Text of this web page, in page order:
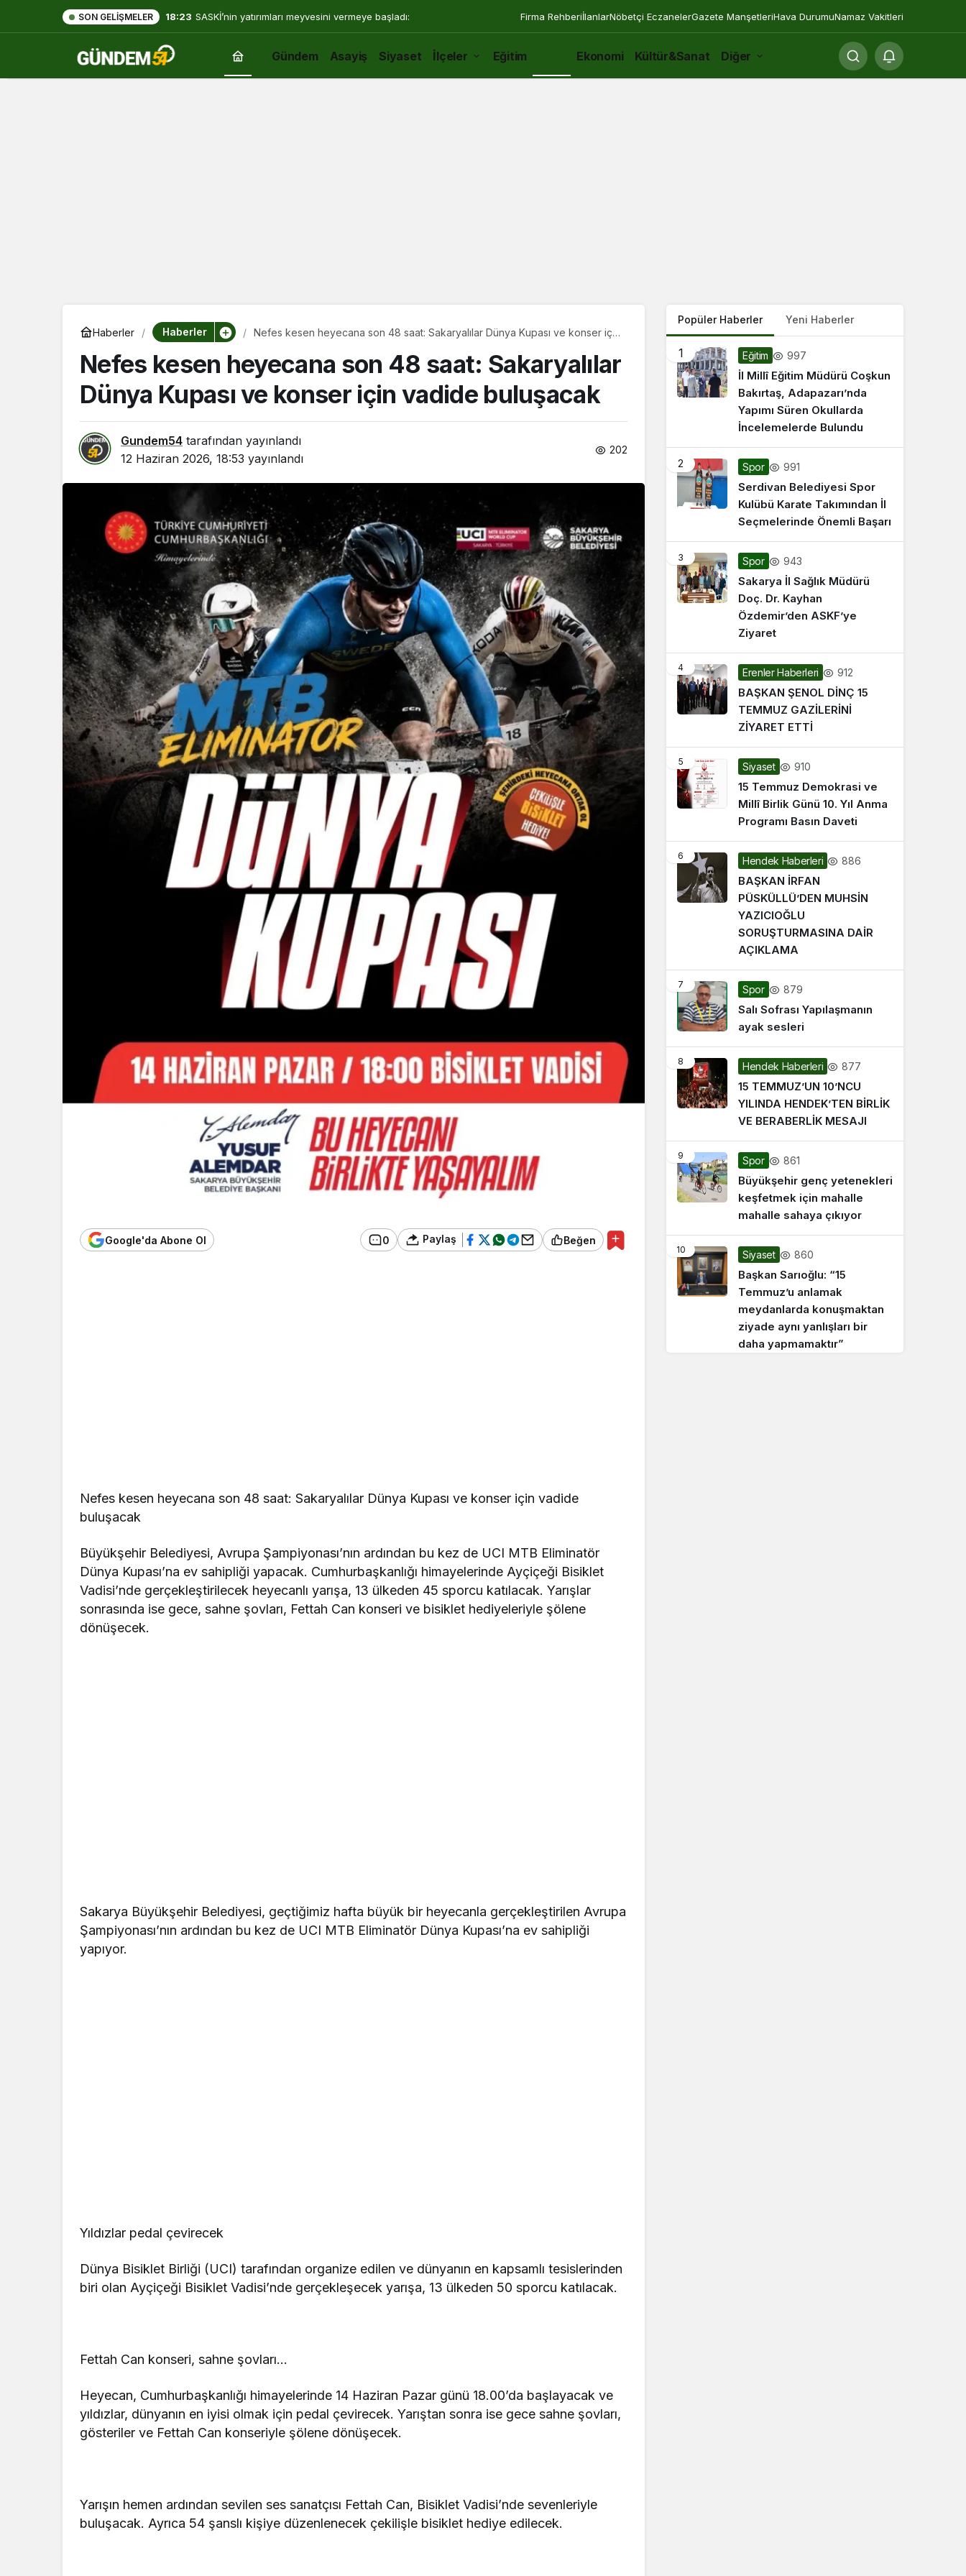
SON GELIŞMELER 18:23 SASKİ’nin yatırımları meyvesini vermeye başladı: Firma RehberiİlanlarNöbetçi EczanelerGazete ManşetleriHava DurumuNamaz Vakitleri
Gündem Asayiş Siyaset İlçeler Eğitim Ekonomi Kültür&Sanat Diğer
Haberler Haberler
Nefes kesen heyecana son 48 saat: Sakaryalılar Dünya Kupası ve konser için
Nefes kesen heyecana son 48 saat: Sakaryalılar
Dünya Kupası ve konser için vadide buluşacak
Gundem54 tarafından yayınlandı
12 Haziran 2026, 18:53 yayınlandı
202
Google'da Abone Ol 0 Paylaş Beğen
Nefes kesen heyecana son 48 saat: Sakaryalılar Dünya Kupası ve konser için vadide
buluşacak
Büyükşehir Belediyesi, Avrupa Şampiyonası’nın ardından bu kez de UCI MTB Eliminatör
Dünya Kupası’na ev sahipliği yapacak. Cumhurbaşkanlığı himayelerinde Ayçiçeği Bisiklet
Vadisi’nde gerçekleştirilecek heyecanlı yarışa, 13 ülkeden 45 sporcu katılacak. Yarışlar
sonrasında ise gece, sahne şovları, Fettah Can konseri ve bisiklet hediyeleriyle şölene
dönüşecek.
Sakarya Büyükşehir Belediyesi, geçtiğimiz hafta büyük bir heyecanla gerçekleştirilen Avrupa
Şampiyonası’nın ardından bu kez de UCI MTB Eliminatör Dünya Kupası’na ev sahipliği
yapıyor.
Yıldızlar pedal çevirecek
Dünya Bisiklet Birliği (UCI) tarafından organize edilen ve dünyanın en kapsamlı tesislerinden
biri olan Ayçiçeği Bisiklet Vadisi’nde gerçekleşecek yarışa, 13 ülkeden 50 sporcu katılacak.
Fettah Can konseri, sahne şovları…
Heyecan, Cumhurbaşkanlığı himayelerinde 14 Haziran Pazar günü 18.00’da başlayacak ve
yıldızlar, dünyanın en iyisi olmak için pedal çevirecek. Yarıştan sonra ise gece sahne şovları,
gösteriler ve Fettah Can konseriyle şölene dönüşecek.
Yarışın hemen ardından sevilen ses sanatçısı Fettah Can, Bisiklet Vadisi’nde sevenleriyle
buluşacak. Ayrıca 54 şanslı kişiye düzenlenecek çekilişle bisiklet hediye edilecek.
Popüler Haberler Yeni Haberler
1 Eğitim 997
İl Millî Eğitim Müdürü Coşkun
Bakırtaş, Adapazarı’nda
Yapımı Süren Okullarda
İncelemelerde Bulundu
2 Spor 991
Serdivan Belediyesi Spor
Kulübü Karate Takımından İl
Seçmelerinde Önemli Başarı
3 Spor 943
Sakarya İl Sağlık Müdürü
Doç. Dr. Kayhan
Özdemir’den ASKF’ye
Ziyaret
4 Erenler Haberleri 912
BAŞKAN ŞENOL DİNÇ 15
TEMMUZ GAZİLERİNİ
ZİYARET ETTİ
5 Siyaset 910
15 Temmuz Demokrasi ve
Millî Birlik Günü 10. Yıl Anma
Programı Basın Daveti
6 Hendek Haberleri 886
BAŞKAN İRFAN
PÜSKÜLLÜ’DEN MUHSİN
YAZICIOĞLU
SORUŞTURMASINA DAİR
AÇIKLAMA
7 Spor 879
Salı Sofrası Yapılaşmanın
ayak sesleri
8 Hendek Haberleri 877
15 TEMMUZ’UN 10’NCU
YILINDA HENDEK’TEN BİRLİK
VE BERABERLİK MESAJI
9 Spor 861
Büyükşehir genç yetenekleri
keşfetmek için mahalle
mahalle sahaya çıkıyor
10 Siyaset 860
Başkan Sarıoğlu: “15
Temmuz’u anlamak
meydanlarda konuşmaktan
ziyade aynı yanlışları bir
daha yapmamaktır”